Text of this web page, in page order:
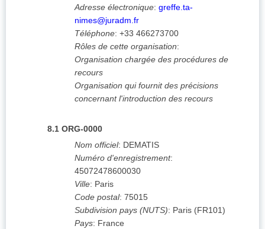
Adresse électronique: greffe.ta-
nimes@juradm.fr
Téléphone: +33 466273700
Rôles de cette organisation:
Organisation chargée des procédures de
recours
Organisation qui fournit des précisions
concernant l'introduction des recours
8.1 ORG-0000
Nom officiel: DEMATIS
Numéro d'enregistrement:
45072478600030
Ville: Paris
Code postal: 75015
Subdivision pays (NUTS): Paris (FR101)
Pays: France